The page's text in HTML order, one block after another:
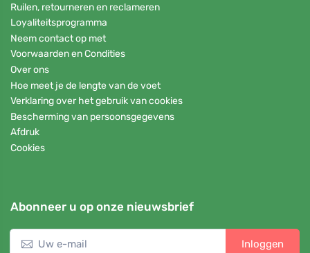
Ruilen, retourneren en reclameren
Loyaliteitsprogramma
Neem contact op met
Voorwaarden en Condities
Over ons
Hoe meet je de lengte van de voet
Verklaring over het gebruik van cookies
Bescherming van persoonsgegevens
Afdruk
Cookies
Abonneer u op onze nieuwsbrief
Inloggen